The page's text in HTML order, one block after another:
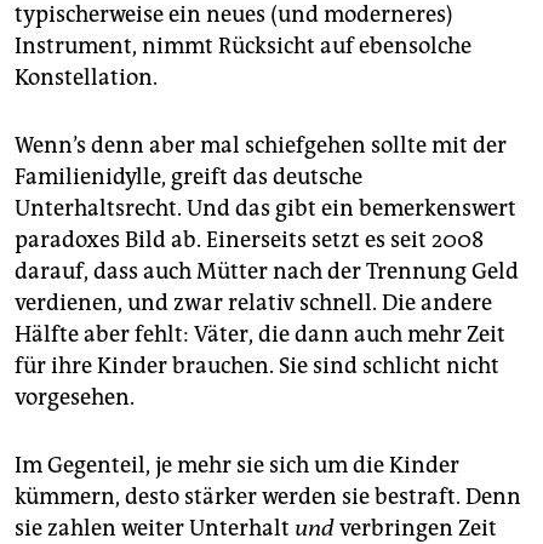
typischerweise ein neues (und moderneres)
Instrument, nimmt Rücksicht auf ebensolche
Konstellation.
Wenn’s denn aber mal schiefgehen sollte mit der
Familienidylle, greift das deutsche
Unterhaltsrecht. Und das gibt ein bemerkenswert
paradoxes Bild ab. Einerseits setzt es seit 2008
darauf, dass auch Mütter nach der Trennung Geld
verdienen, und zwar relativ schnell. Die andere
Hälfte aber fehlt: Väter, die dann auch mehr Zeit
für ihre Kinder brauchen. Sie sind schlicht nicht
vorgesehen.
Im Gegenteil, je mehr sie sich um die Kinder
kümmern, desto stärker werden sie bestraft. Denn
sie zahlen weiter Unterhalt undverbringen Zeit